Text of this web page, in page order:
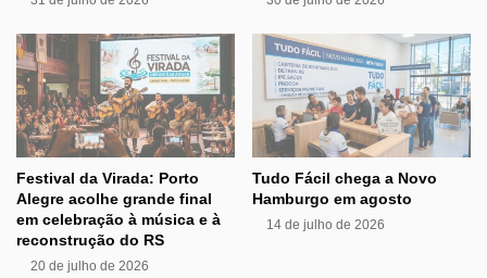
Festival da Virada: Porto
Alegre acolhe grande final
em celebração à música e à
reconstrução do RS
20 de julho de 2026
Tudo Fácil chega a Novo
Hamburgo em agosto
14 de julho de 2026